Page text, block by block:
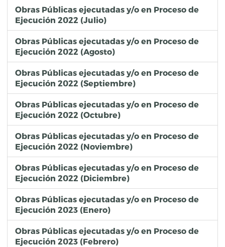
Obras Públicas ejecutadas y/o en Proceso de
Ejecución 2022 (Julio)
Obras Públicas ejecutadas y/o en Proceso de
Ejecución 2022 (Agosto)
Obras Públicas ejecutadas y/o en Proceso de
Ejecución 2022 (Septiembre)
Obras Públicas ejecutadas y/o en Proceso de
Ejecución 2022 (Octubre)
Obras Públicas ejecutadas y/o en Proceso de
Ejecución 2022 (Noviembre)
Obras Públicas ejecutadas y/o en Proceso de
Ejecución 2022 (Diciembre)
Obras Públicas ejecutadas y/o en Proceso de
Ejecución 2023 (Enero)
Obras Públicas ejecutadas y/o en Proceso de
Ejecución 2023 (Febrero)